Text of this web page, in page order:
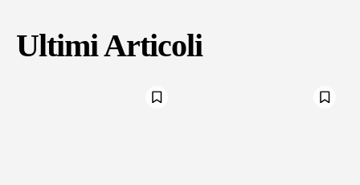
Ultimi Articoli